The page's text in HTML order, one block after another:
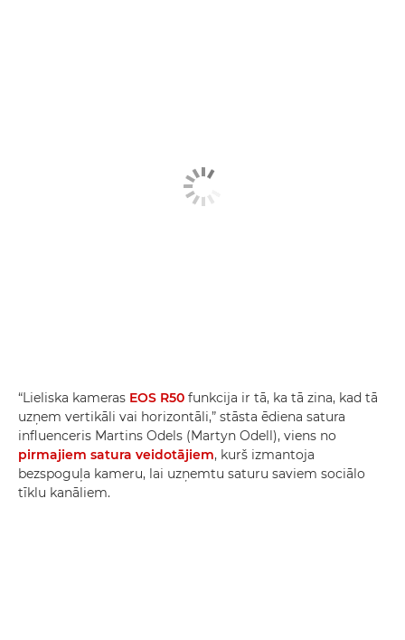
“Lieliska kameras EOS R50 funkcija ir tā, ka tā zina, kad tā
uzņem vertikāli vai horizontāli,” stāsta ēdiena satura
influenceris Martins Odels (Martyn Odell), viens no
pirmajiem satura veidotājiem, kurš izmantoja
bezspoguļa kameru, lai uzņemtu saturu saviem sociālo
tīklu kanāliem.